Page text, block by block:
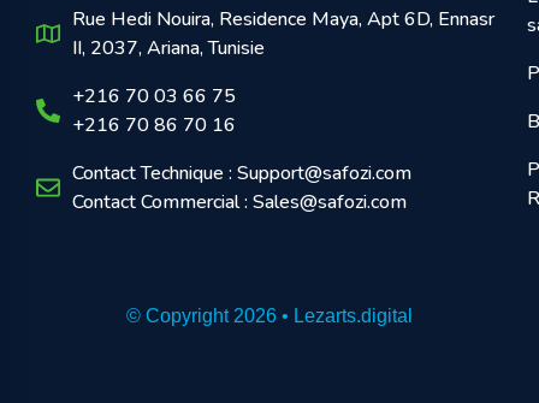
Rue Hedi Nouira, Residence Maya, Apt 6D, Ennasr
II, 2037, Ariana, Tunisie
+216 70 03 66 75
+216 70 86 70 16
Contact Technique : Support@safozi.com
Contact Commercial : Sales@safozi.com
© Copyright 2026 • Lezarts.digital